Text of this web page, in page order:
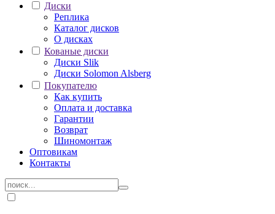
Диски
Реплика
Каталог дисков
О дисках
Кованые диски
Диски Slik
Диски Solomon Alsberg
Покупателю
Как купить
Оплата и доставка
Гарантии
Возврат
Шиномонтаж
Оптовикам
Контакты